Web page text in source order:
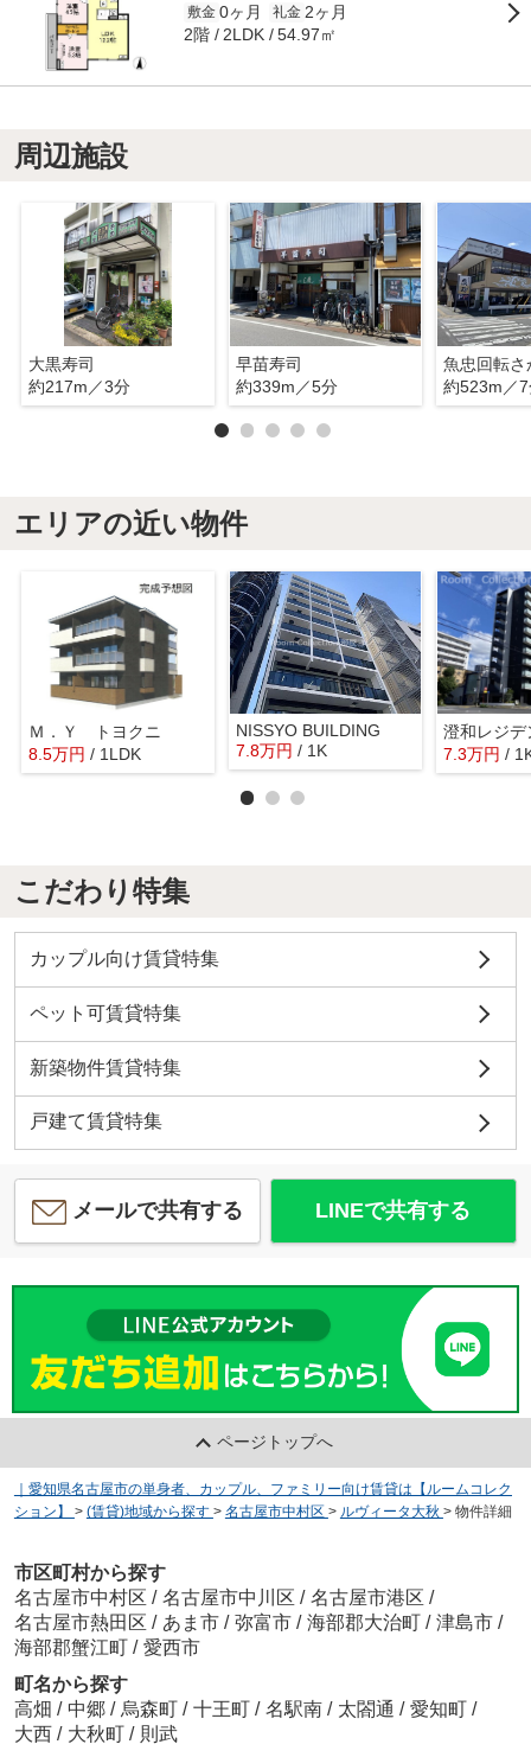
敷金 0ヶ月 礼金 2ヶ月
2階 2LDK 54.97㎡
周辺施設
大黒寿司
約217m／3分
早苗寿司
約339m／5分
約523m／
エリアの近い物件
Ｍ．Ｙ トヨクニ
8.5万円 / 1LDK
NISSYO BUILDING
7.8万円 / 1K
澄和レジデ
7.3万円 /
こだわり特集
カップル向け賃貸特集
ペット可賃貸特集
新築物件賃貸特集
戸建て賃貸特集
メールで共有する LINEで共有する
ページトップへ
｜愛知県名古屋市の単身者、カップル、ファミリー向け賃貸は【ルームコレク
ション】
> (賃貸)地域から探す > 名古屋市中村区 > ルヴィータ大秋 > 物件詳細
市区町村から探す
名古屋市中村区 / 名古屋市中川区 / 名古屋市港区 /
名古屋市熱田区 / あま市 / 弥富市 / 海部郡大治町 / 津島市 /
海部郡蟹江町 / 愛西市
町名から探す
高畑 / 中郷 / 烏森町 / 十王町 / 名駅南 / 太閤通 / 愛知町 /
大西 / 大秋町 / 則武